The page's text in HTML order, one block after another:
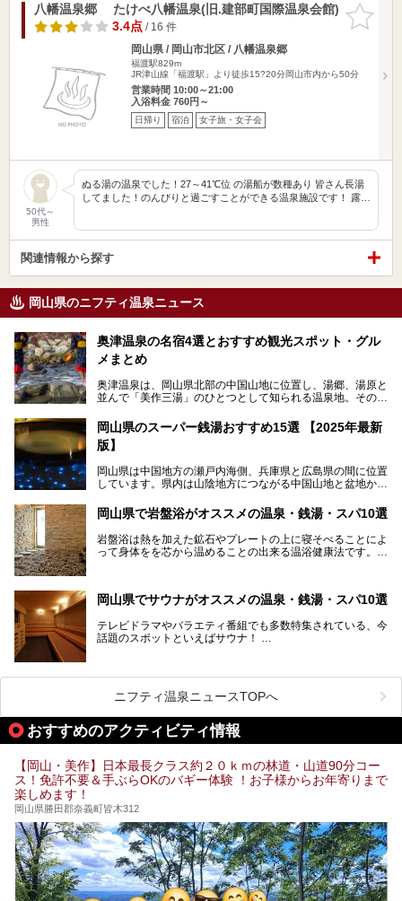
お気に入
りに追加
八幡温泉郷 たけべ八幡温泉(旧.建部町国際温泉会館)
3.4点/ 16 件
岡山県 / 岡山市北区 / 八幡温泉郷
福渡駅829m
JR津山線「福渡駅」より徒歩15?20分岡山市内から50分
営業時間 10:00～21:00
入浴料金 760円～
日帰り 宿泊 女子旅・女子会
50代～
男性
ぬる湯の温泉でした！27～41℃位 の湯船が数種あり 皆さん長湯
してました！のんびりと過ごすことができる温泉施設です！ 露…
関連情報から探す
岡山県のニフティ温泉ニュース
奥津温泉の名宿4選とおすすめ観光スポット・グル
メまとめ
奥津温泉は、岡山県北部の中国山地に位置し、湯郷、湯原と
並んで「美作三湯」のひとつとして知られる温泉地。その泉
す。
この記事では、奥津温泉で宿泊におすすめの宿、観光スポッ
を存分に味わい、癒しの旅を楽しんでくださいね。
岡山県のスーパー銭湯おすすめ15選 【2025年最新
版】
岡山県は中国地方の瀬戸内海側、兵庫県と広島県の間に位置
しています。県内は山陰地方につながる中国山地と盆地から
海に多数の島々が浮かぶ瀬戸内海に面した南部に分けられま
す。年間を通じて降水量が少ない「晴れの国」で、モモやブ
ドウなど果物の栽培が盛んなうえ、その品質の高さは全国的
にも有名です。
ます。ここでは、岡山県で評判のスーパー銭湯をご紹介しま
しょう。
岡山県で岩盤浴がオススメの温泉・銭湯・スパ10選
岩盤浴は熱を加えた鉱石やプレートの上に寝そべることによ
って身体をを芯から温めることの出来る温浴健康法です。じ
ススメ温泉・銭湯・スパ10ヶ所を紹介させていただきま
岡山県でサウナがオススメの温泉・銭湯・スパ10選
テレビドラマやバラエティ番組でも多数特集されている、今
話題のスポットといえばサウナ！
今回は、岡山県でサウナがおすすめの温泉や銭湯、スパを厳
選してご紹介！
血流が良くなるだけでなく美容効果やリラックス効果も期待
ニフティ温泉ニュースTOPへ
おすすめのアクティビティ情報
【岡山・美作】日本最長クラス約２０ｋｍの林道・山道90分コー
ス！免許不要＆手ぶらOKのバギー体験 ！お子様からお年寄りまで
楽しめます！
岡山県勝田郡奈義町皆木312